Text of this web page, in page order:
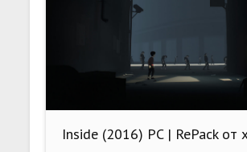
Inside (2016) PC | RePack от